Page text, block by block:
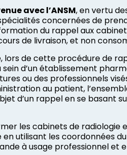
avec l’ANSM, en vertu
concernées de
du rappel aux
de livraison, et non
de cette procédure de
d’un établissement
ou des professionnels
au patient,
d’un rappel en se basant
les cabinets de
utilisant les coordonnées
à usage professionnel et